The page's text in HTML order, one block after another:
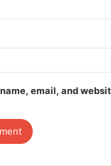
email, and